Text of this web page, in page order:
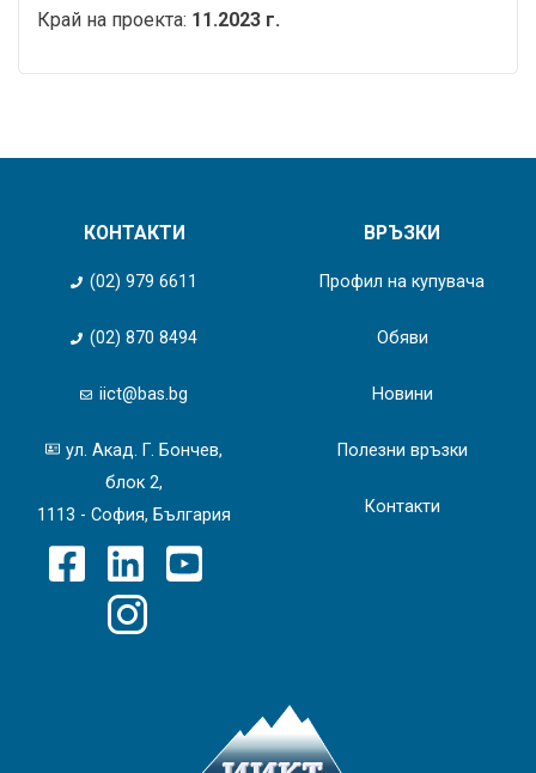
Край на проекта: 11.2023 г.
КОНТАКТИ
(02) 979 6611
(02) 870 8494
iict@bas.bg
ул. Акад. Г. Бончев,
блок 2,
1113 - София, България
ВРЪЗКИ
Профил на купувача
Обяви
Новини
Полезни връзки
Контакти